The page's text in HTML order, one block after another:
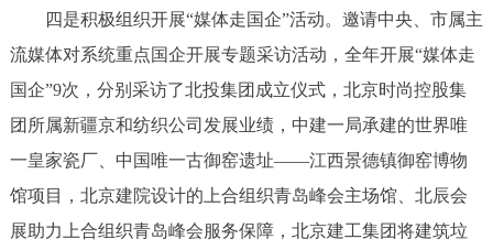
四是积极组织开展“媒体走国企”活动。邀请中央、市属主
流媒体对系统重点国企开展专题采访活动，全年开展“媒体走
国企”9次，分别采访了北投集团成立仪式，北京时尚控股集
团所属新疆京和纺织公司发展业绩，中建一局承建的世界唯
一皇家瓷厂、中国唯一古御窑遗址——江西景德镇御窑博物
馆项目，北京建院设计的上合组织青岛峰会主场馆、北辰会
展助力上合组织青岛峰会服务保障，北京建工集团将建筑垃